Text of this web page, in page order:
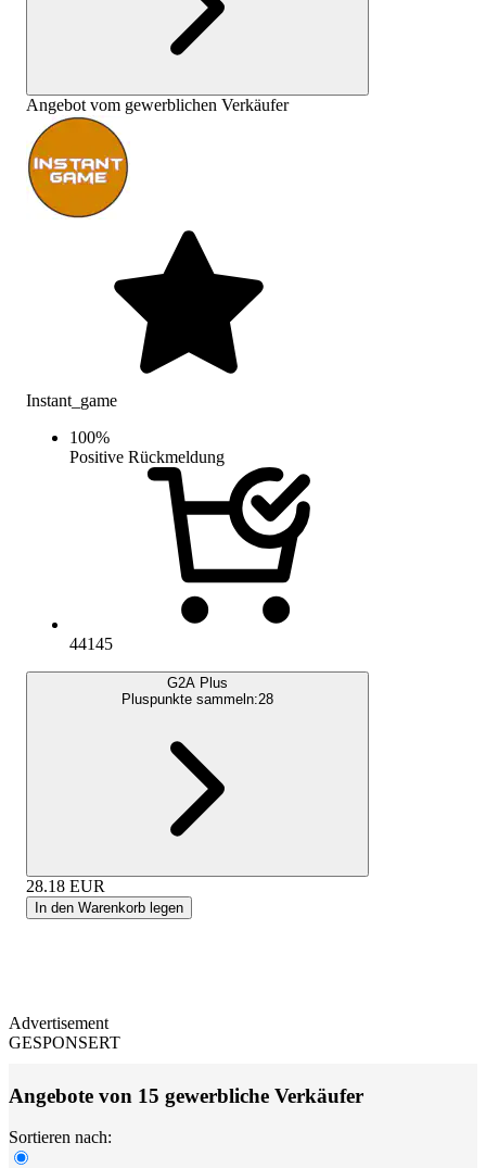
Angebot vom gewerblichen Verkäufer
Instant_game
100%
Positive Rückmeldung
44145
G2A Plus
Pluspunkte sammeln:28
28.18 EUR
In den Warenkorb legen
Advertisement
GESPONSERT
Angebote von 15 gewerbliche Verkäufer
Sortieren nach: